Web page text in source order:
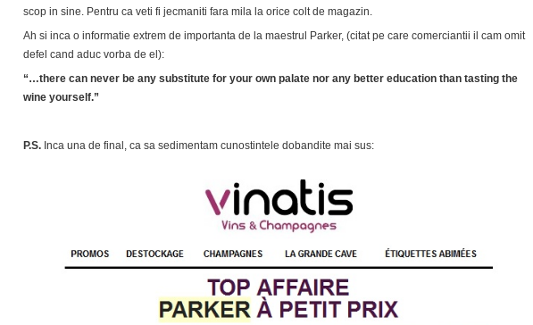
scop in sine. Pentru ca veti fi jecmaniti fara mila la orice colt de magazin.
Ah si inca o informatie extrem de importanta de la maestrul Parker, (citat pe care comerciantii il cam omit
defel cand aduc vorba de el):
“…there can never be any substitute for your own palate nor any better education than tasting the
wine yourself.”
P.S. Inca una de final, ca sa sedimentam cunostintele dobandite mai sus: